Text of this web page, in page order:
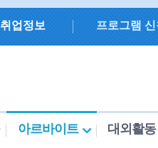
취업정보 프로그램
아르바이트 대외활동